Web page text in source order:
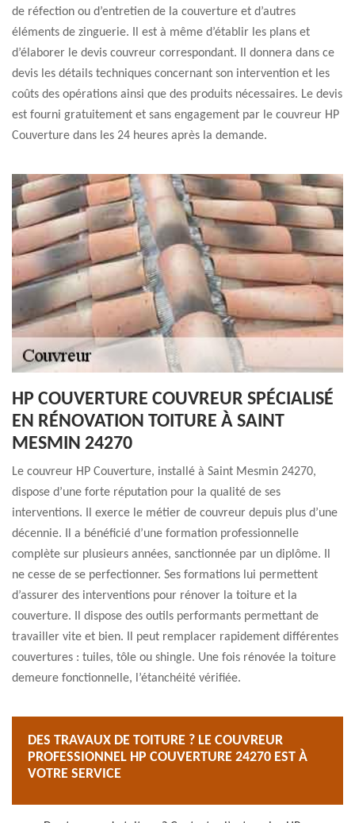
de réfection ou d’entretien de la couverture et d’autres
éléments de zinguerie. Il est à même d’établir les plans et
d’élaborer le devis couvreur correspondant. Il donnera dans ce
devis les détails techniques concernant son intervention et les
coûts des opérations ainsi que des produits nécessaires. Le devis
est fourni gratuitement et sans engagement par le couvreur HP
Couverture dans les 24 heures après la demande.
HP COUVERTURE COUVREUR SPÉCIALISÉ
EN RÉNOVATION TOITURE À SAINT
MESMIN 24270
Le couvreur HP Couverture, installé à Saint Mesmin 24270,
dispose d’une forte réputation pour la qualité de ses
interventions. Il exerce le métier de couvreur depuis plus d’une
décennie. Il a bénéficié d’une formation professionnelle
complète sur plusieurs années, sanctionnée par un diplôme. Il
ne cesse de se perfectionner. Ses formations lui permettent
d’assurer des interventions pour rénover la toiture et la
couverture. Il dispose des outils performants permettant de
travailler vite et bien. Il peut remplacer rapidement différentes
couvertures : tuiles, tôle ou shingle. Une fois rénovée la toiture
demeure fonctionnelle, l’étanchéité vérifiée.
DES TRAVAUX DE TOITURE ? LE COUVREUR
PROFESSIONNEL HP COUVERTURE 24270 EST À
VOTRE SERVICE